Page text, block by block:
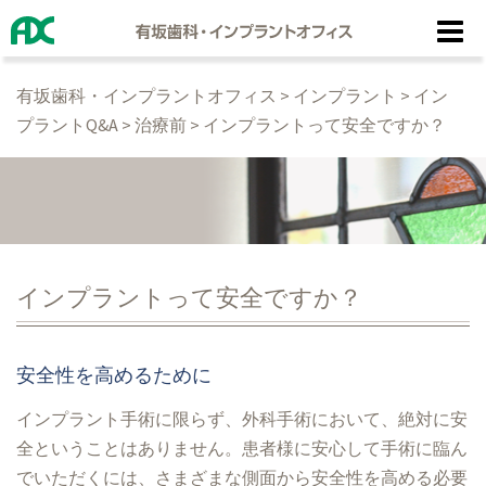
コ
ン
ン
へ
ッ
有坂歯科・インプラントオフィス > インプラント > イン
プラントQ&A > 治療前 > インプラントって安全ですか？
インプラントって安全ですか？
安全性を高めるために
インプラント手術に限らず、外科手術において、絶対に安
全ということはありません。患者様に安心して手術に臨ん
でいただくには、さまざまな側面から安全性を高める必要